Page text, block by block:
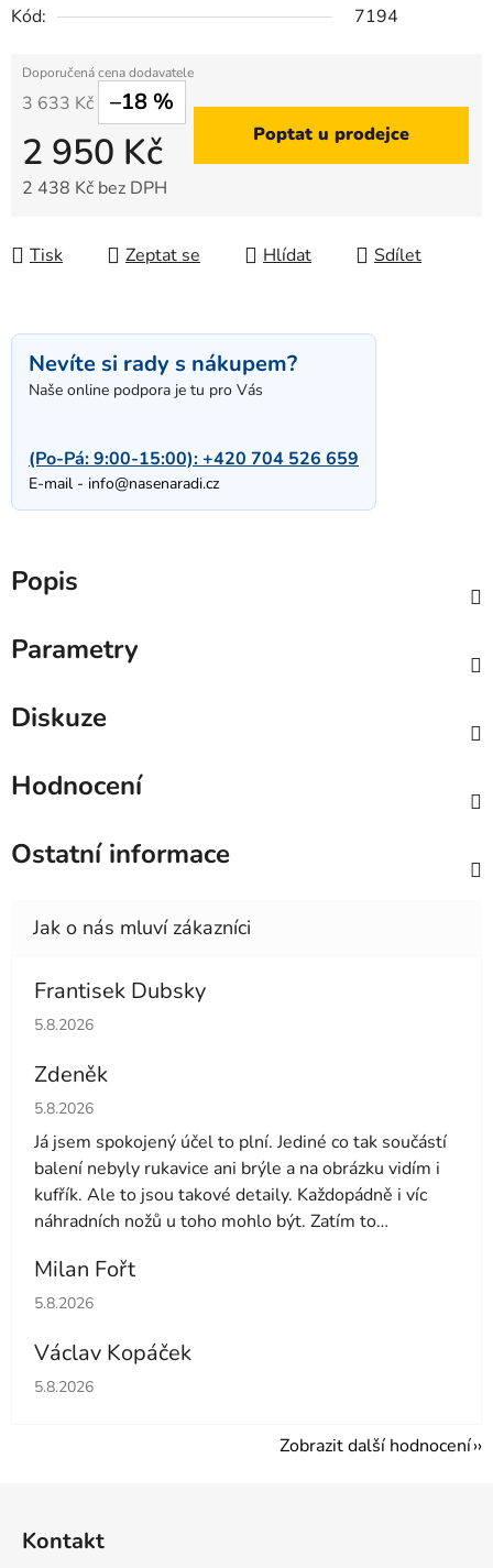
Kód:
7194
3 633 Kč –18 %
2 950 Kč
2 438 Kč bez DPH
Poptat u prodejce
Tisk Zeptat se Hlídat Sdílet
Nevíte si rady s nákupem?
Naše online podpora je tu pro Vás
(Po-Pá: 9:00-15:00):+420 704 526 659
E-mail - info@nasenaradi.cz
Popis
Parametry
Diskuze
Hodnocení
Ostatní informace
Frantisek Dubsky
Hodnocení obchodu je 5 z 5 hvězdiček.
5.8.2026
Zdeněk
Hodnocení obchodu je 4 z 5 hvězdiček.
5.8.2026
Já jsem spokojený účel to plní. Jediné co tak součástí
balení nebyly rukavice ani brýle a na obrázku vidím i
kufřík. Ale to jsou takové detaily. Každopádně i víc
náhradních nožů u toho mohlo být. Zatím to
Milan Fořt
Hodnocení obchodu je 5 z 5 hvězdiček.
5.8.2026
Václav Kopáček
Hodnocení obchodu je 5 z 5 hvězdiček.
5.8.2026
Zobrazit další hodnocení
Kontakt